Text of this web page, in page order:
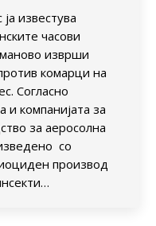
известува
часови
изврши
комарци на
Согласно
и компанијата за
за аеросолна
со
производ